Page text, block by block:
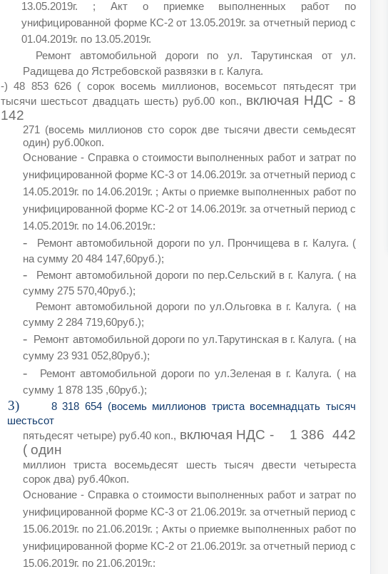
13.05.2019г. ; Акт о приемке выполненных работ по
унифицированной форме КС-2 от 13.05.2019г. за отчетный период с
01.04.2019г. по 13.05.2019г.
Ремонт автомобильной дороги по ул. Тарутинская от ул.
Радищева до Ястребовской развязки в г. Калуга.
-) 48 853 626 ( сорок восемь миллионов, восемьсот пятьдесят три
тысячи шестьсот двадцать шесть) руб.00 коп., включая НДС - 8
142
271 (восемь миллионов сто сорок две тысячи двести семьдесят
один) руб.00коп.
Основание - Справка о стоимости выполненных работ и затрат по
унифицированной форме КС-3 от 14.06.2019г. за отчетный период с
14.05.2019г. по 14.06.2019г. ; Акты о приемке выполненных работ по
унифицированной форме КС-2 от 14.06.2019г. за отчетный период с
14.05.2019г. по 14.06.2019г.:
-
Ремонт автомобильной дороги по ул. Прончищева в г. Калуга. (
на сумму 20 484 147,60руб.);
-
Ремонт автомобильной дороги по пер.Сельский в г. Калуга. ( на
сумму 275 570,40руб.);
Ремонт автомобильной дороги по ул.Ольговка в г. Калуга. ( на
сумму 2 284 719,60руб.);
-
Ремонт автомобильной дороги по ул.Тарутинская в г. Калуга. ( на
сумму 23 931 052,80руб.);
-
Ремонт автомобильной дороги по ул.Зеленая в г. Калуга. ( на
сумму 1 878 135 ,60руб.);
3)
8 318 654 (восемь миллионов триста восемнадцать тысяч
шестьсот
пятьдесят четыре) руб.40 коп., включая НДС - 1 386 442
( один
миллион триста восемьдесят шесть тысяч двести четыреста
сорок два) руб.40коп.
Основание - Справка о стоимости выполненных работ и затрат по
унифицированной форме КС-3 от 21.06.2019г. за отчетный период с
15.06.2019г. по 21.06.2019г. ; Акты о приемке выполненных работ по
унифицированной форме КС-2 от 21.06.2019г. за отчетный период с
15.06.2019г. по 21.06.2019г.: